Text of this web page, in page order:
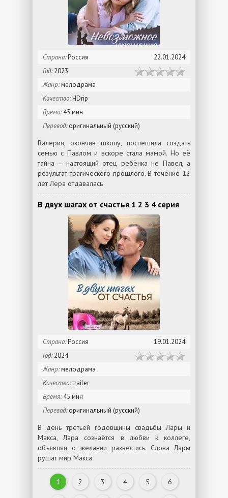
Страна:Россия
22.01.2024
Год:2023
Жанр:мелодрама
Качество:HDrip
Время:45 мин
Перевод:оригинальный (русский)
Валерия, окончив школу, поспешила создать
семью с Павлом и вскоре стала мамой. Но её
тайна – настоящий отец ребёнка не Павел, а
результат трагического прошлого. В течение 12
лет Лера отдавалась
В двух шагах от счастья 1 2 3 4 серия
Страна:Россия
19.01.2024
Год:2024
Жанр:мелодрама
Качество:trailer
Время:45 мин
Перевод:оригинальный (русский)
В день третьей годовщины свадьбы Лары и
Макса, Лара сознаётся в любви к коллеге,
объявляя о желании развестись. Слова Лары
рушат мир Макса
1 2 3 4 5 6